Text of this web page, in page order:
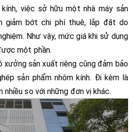
việc sở hữu một nhà máy sản
giảm bớt chi phí thuê, lắp đặt do
Như vậy, mức giá khi sử dụng
một phần.
xưởng sản xuất riêng cũng đảm bảo
sản phẩm nhôm kính. Đi kèm là
nhiều so với những đơn vị khác.